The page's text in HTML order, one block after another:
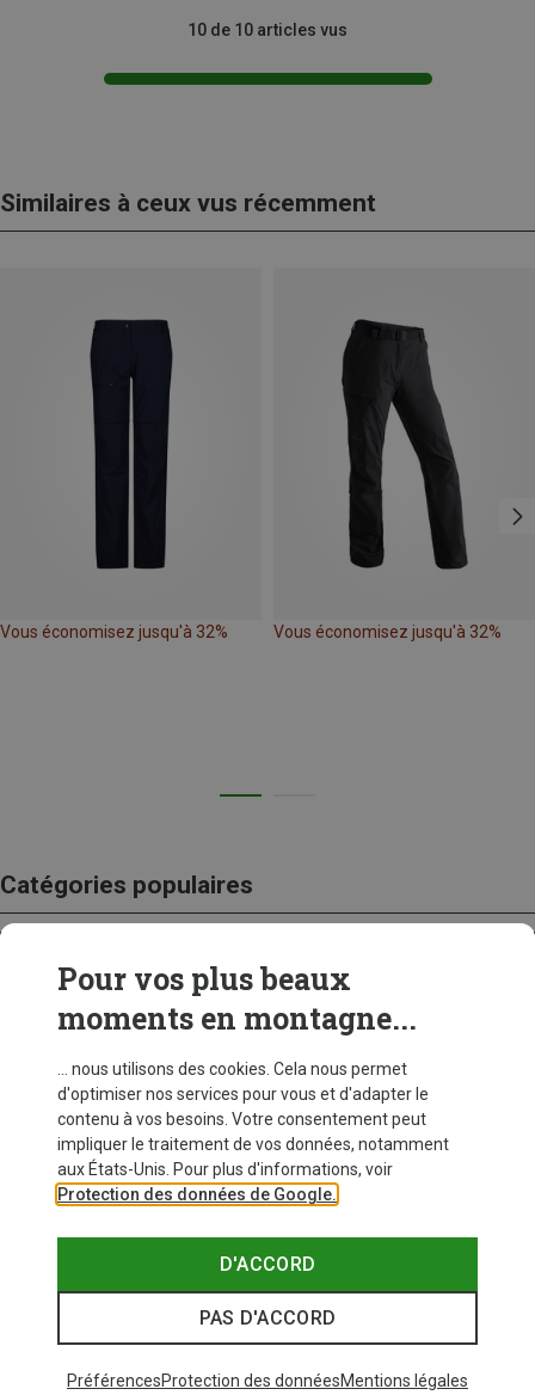
10 de 10 articles vus
Similaires à ceux vus récemment
Vous économisez jusqu'à 32% Vous économisez jusqu'à 32%
Catégories populaires
CRAMPONS
Pour vos plus beaux
moments en montagne...
... nous utilisons des cookies. Cela nous permet
d'optimiser nos services pour vous et d'adapter le
contenu à vos besoins. Votre consentement peut
impliquer le traitement de vos données, notamment
aux États-Unis. Pour plus d'informations, voir
Protection des données de Google.
D'ACCORD
PAS D'ACCORD
PréférencesProtection des donnéesMentions légales